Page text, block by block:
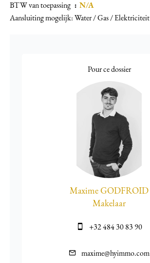
BTW van toepassing
N/A
Aansluiting mogelijk: Water / Gas / Elektriciteit
Pour ce dossier
Maxime GODFROID
Makelaar
+32 484 30 83 90
maxime@hyimmo.com